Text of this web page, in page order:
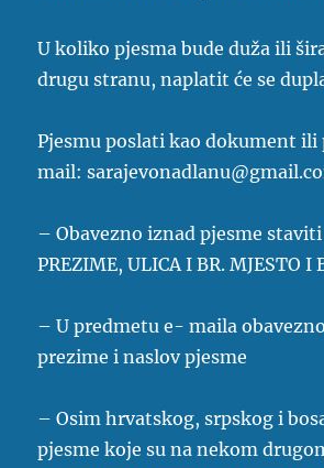
U koliko pjesma bude duža ili
drugu stranu, naplatit će se
Pjesmu poslati kao dokument ili
mail:
– Obavezno iznad pjesme
PREZIME, ULICA I BR. MJESTO I
– U predmetu e- maila
prezime i naslov pjesme
– Osim hrvatskog, srpskog i
pjesme koje su na nekom